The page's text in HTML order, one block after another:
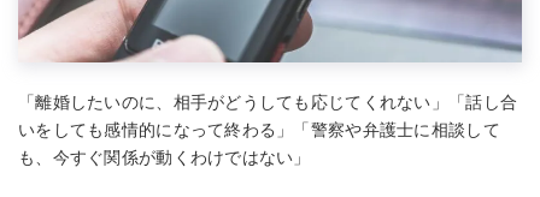
「離婚したいのに、相手がどうしても応じてくれない」「話し合
いをしても感情的になって終わる」「警察や弁護士に相談して
も、今すぐ関係が動くわけではない」